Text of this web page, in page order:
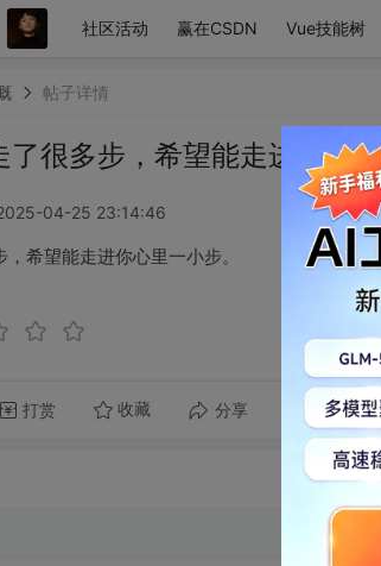
社区活动 赢在CSDN Vue技能树
帖子详情
很多步，希望能走进你心里
04-25 23:14:46
希望能走进你心里一小步。
打赏 收藏 分享 转发到动